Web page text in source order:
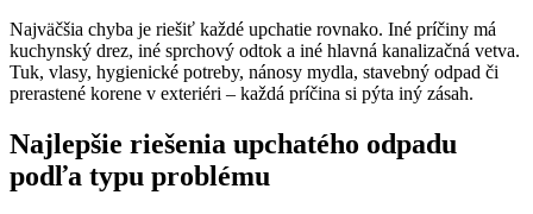
Najväčšia chyba je riešiť každé upchatie rovnako. Iné príčiny má
kuchynský drez, iné sprchový odtok a iné hlavná kanalizačná vetva.
Tuk, vlasy, hygienické potreby, nánosy mydla, stavebný odpad či
prerastené korene v exteriéri – každá príčina si pýta iný zásah.
Najlepšie riešenia upchatého odpadu
podľa typu problému